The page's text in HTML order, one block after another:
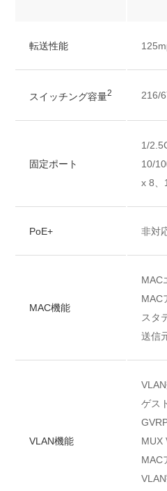
転送性能
スイッチング容量2 216/
固定ポート
1/
10/
x 8、
PoE+ 非対
MAC機能
MAC
MAC
スタ
送信
VLAN機能
ゲス
MUX
MAC